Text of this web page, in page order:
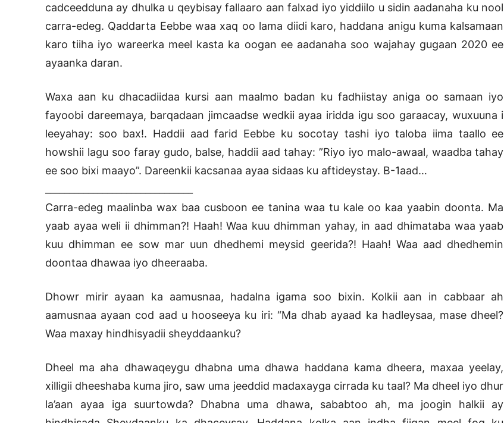
cadceedduna ay dhulka u qeybisay fallaaro aan falxad iyo yiddiilo u sidin aadanaha ku nool
carra-edeg. Qaddarta Eebbe waa xaq oo lama diidi karo, haddana anigu kuma kalsamaan
karo tiiha iyo wareerka meel kasta ka oogan ee aadanaha soo wajahay gugaan 2020 ee
ayaanka daran.
Waxa aan ku dhacadiidaa kursi aan maalmo badan ku fadhiistay aniga oo samaan iyo
fayoobi dareemaya, barqadaan jimcaadse wedkii ayaa iridda igu soo garaacay, wuxuuna i
leeyahay: soo bax!. Haddii aad farid Eebbe ku socotay tashi iyo taloba iima taallo ee
howshii lagu soo faray gudo, balse, haddii aad tahay: ”Riyo iyo malo-awaal, waadba tahay
ee soo bixi maayo”. Dareenkii kacsanaa ayaa sidaas ku aftideystay. B-1aad…
Carra-edeg maalinba wax baa cusboon ee tanina waa tu kale oo kaa yaabin doonta. Ma
yaab ayaa weli ii dhimman?! Haah! Waa kuu dhimman yahay, in aad dhimataba waa yaab
kuu dhimman ee sow mar uun dhedhemi meysid geerida?! Haah! Waa aad dhedhemin
doontaa dhawaa iyo dheeraaba.
Dhowr mirir ayaan ka aamusnaa, hadalna igama soo bixin. Kolkii aan in cabbaar ah
aamusnaa ayaan cod aad u hooseeya ku iri: “Ma dhab ayaad ka hadleysaa, mase dheel?
Waa maxay hindhisyadii sheyddaanku?
Dheel ma aha dhawaqeygu dhabna uma dhawa haddana kama dheera, maxaa yeelay,
xilligii dheeshaba kuma jiro, saw uma jeeddid madaxayga cirrada ku taal? Ma dheel iyo dhur
la’aan ayaa iga suurtowda? Dhabna uma dhawa, sababtoo ah, ma joogin halkii ay